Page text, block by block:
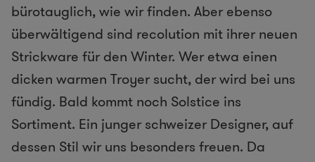
bürotauglich, wie wir finden. Aber ebenso
überwältigend sind recolution mit ihrer neuen
Strickware für den Winter. Wer etwa einen
dicken warmen ​Troyer sucht, der wird bei uns
fündig. Bald kommt noch Solstice ins
Sortiment. Ein junger schweizer Designer, auf
dessen Stil wir uns besonders freuen. Da